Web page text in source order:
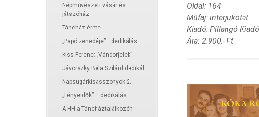
Népművészeti vásár és
játszóház
Táncház érme
„Papó zenedéje”– dedikálás
Kiss Ferenc: „Vándorjelek”
Jávorszky Béla Szilárd dedikál
Napsugárkisasszonyok 2.
„Fényerdők” – dedikálás
A HH a Táncháztalálkozón
Oldal: 164
Műfaj: interjúkötet
Kiadó: Pillangó Kiadó
Ára: 2.900,- Ft